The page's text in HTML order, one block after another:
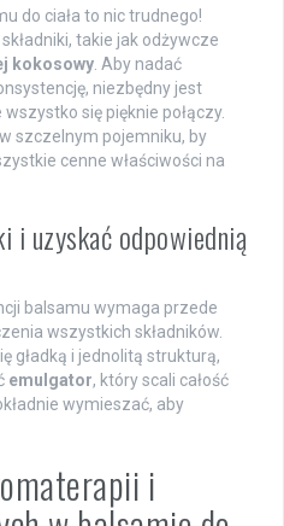
do ciała to nic trudnego!
takie jak odżywcze
kokosowy . Aby nadać
niezbędny jest
się pięknie połączy.
szczelnym pojemniku, by
cenne właściwości na
i uzyskać odpowiednią
balsamu wymaga przede
wszystkich składników.
gładką i jednolitą strukturą,
emulgator, który scali całość
wymieszać, aby
i